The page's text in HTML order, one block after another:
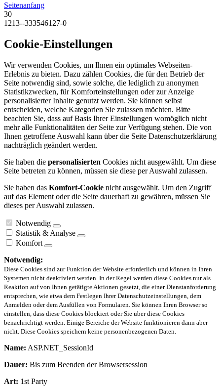
Seitenanfang
30
1213--333546127-0
Cookie-Einstellungen
Wir verwenden Cookies, um Ihnen ein optimales Webseiten-
Erlebnis zu bieten. Dazu zählen Cookies, die für den Betrieb der
Seite notwendig sind, sowie solche, die lediglich zu anonymen
Statistikzwecken, für Komforteinstellungen oder zur Anzeige
personalisierter Inhalte genutzt werden. Sie können selbst
entscheiden, welche Kategorien Sie zulassen möchten. Bitte
beachten Sie, dass auf Basis Ihrer Einstellungen womöglich nicht
mehr alle Funktionalitäten der Seite zur Verfügung stehen. Die von
Ihnen getroffene Auswahl kann über die Seite Datenschutzerklärung
nachträglich geändert werden.
Sie haben die personalisierten Cookies nicht ausgewählt. Um diese
Seite betreten zu können, müssen sie diese per Auswahl zulassen.
Sie haben das Komfort-Cookie nicht ausgewählt. Um den Zugriff
auf das Element oder die Seite dauerhaft zu gewähren, müssen Sie
dieses per Auswahl zulassen.
Notwendig
Statistik & Analyse
Komfort
Notwendig:
Diese Cookies sind zur Funktion der Website erforderlich und können in Ihren
Systemen nicht deaktiviert werden. In der Regel werden diese Cookies nur als
Reaktion auf von Ihnen getätigte Aktionen gesetzt, die einer Dienstanforderung
entsprechen, wie etwa dem Festlegen Ihrer Datenschutzeinstellungen, dem
Anmelden oder dem Ausfüllen von Formularen. Sie können Ihren Browser so
einstellen, dass diese Cookies blockiert oder Sie über diese Cookies
benachrichtigt werden. Einige Bereiche der Website funktionieren dann aber
nicht. Diese Cookies speichern keine personenbezogenen Daten.
Name: ASP.NET_SessionId
Dauer: Bis zum Beenden der Browsersession
Art: 1st Party